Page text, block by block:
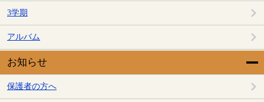
3学期
アルバム
お知らせ
保護者の方へ